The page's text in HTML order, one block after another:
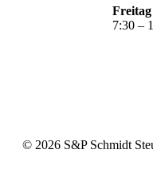
Freitag
7:30 –
© 2026 S&P Schmidt